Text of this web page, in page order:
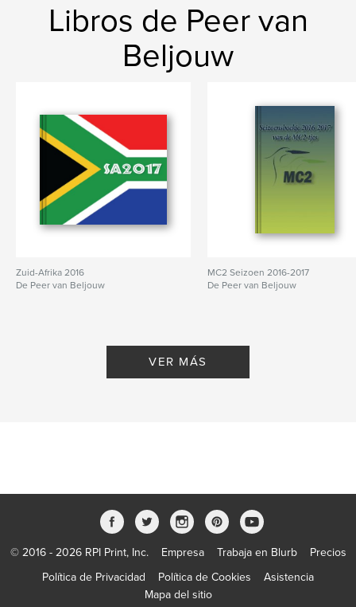
Libros de Peer van
Beljouw
Zuid-Afrika 2016
De Peer van Beljouw
MC2 Seizoen 2016-2017
De Peer van Beljouw
VER MÁS
© 2016 - 2026 RPI Print, Inc. Empresa Trabaja en Blurb
Precios
Política de Privacidad
Política de Cookies
Asistencia
Mapa del sitio